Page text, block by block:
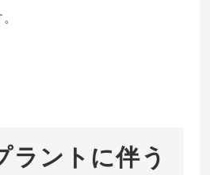
ラントに伴う